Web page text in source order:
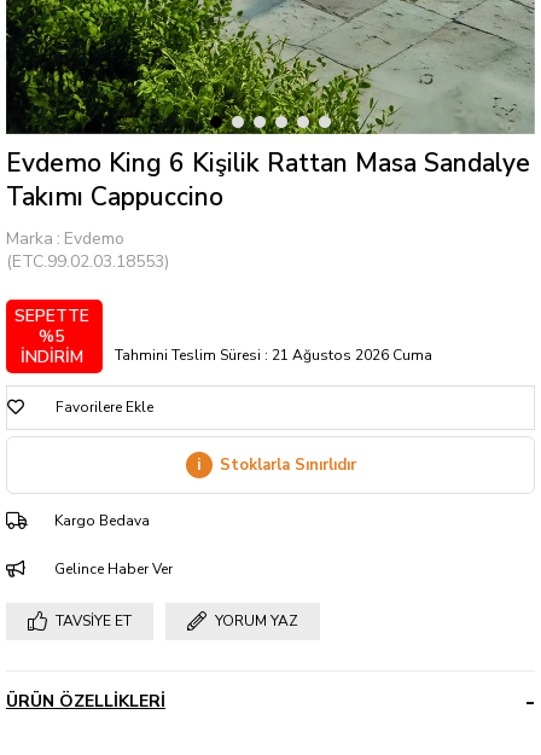
Evdemo King 6 Kişilik Rattan Masa Sandalye
Takımı Cappuccino
Marka : Evdemo
(ETC.99.02.03.18553)
Tahmini Teslim Süresi : 21 Ağustos 2026 Cuma
SEPETTE
%5
İNDİRİM
Favorilere Ekle
i Stoklarla Sınırlıdır
Kargo Bedava
Gelince Haber Ver
TAVSIYE ET YORUM YAZ
ÜRÜN ÖZELLIKLERI